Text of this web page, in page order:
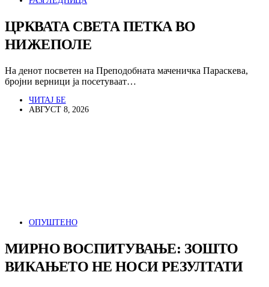
ЦРКВАТА СВЕТА ПЕТКА ВО
НИЖЕПОЛЕ
На денот посветен на Преподобната маченичка Параскева,
бројни верници ја посетуваат…
ЧИТАЈ БЕ
АВГУСТ 8, 2026
ОПУШТЕНО
МИРНО ВОСПИТУВАЊЕ: ЗОШТО
ВИКАЊЕТО НЕ НОСИ РЕЗУЛТАТИ